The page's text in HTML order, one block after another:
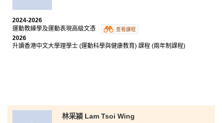
內容非常實用、豐富而且充滿趣味，讓我更投入學習過
程，而最令我印象深刻的，就是在房務管理課堂中學習
整理客房，這樣的訓練大大提升了我的團隊合作技巧和
溝通能力。此外，課程設有實習，讓我有機會親身接觸
酒店行業，累積寶貴的實戰經驗，使我成功將課堂所學
2024-2026
運動教練學及運動表現高級文憑
查看課程
2026
升讀香港中文大學理學士 (運動科學與健康教育) 課程 (兩年制課程)
林采潁 Lam Tsoi Wing